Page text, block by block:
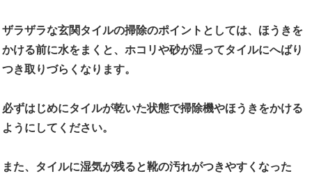
ザラザラな玄関タイルの掃除のポイントとしては、ほうきを
かける前に水をまくと、ホコリや砂が湿ってタイルにへばり
つき取りづらくなります。
必ずはじめにタイルが乾いた状態で掃除機やほうきをかける
ようにしてください。
また、タイルに湿気が残ると靴の汚れがつきやすくなった